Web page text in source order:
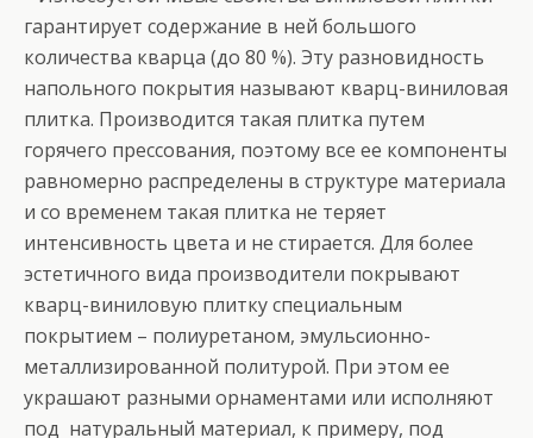
гарантирует содержание в ней большого
количества кварца (до 80 %). Эту разновидность
напольного покрытия называют кварц-виниловая
плитка. Производится такая плитка путем
горячего прессования, поэтому все ее компоненты
равномерно распределены в структуре материала
и со временем такая плитка не теряет
интенсивность цвета и не стирается. Для более
эстетичного вида производители покрывают
кварц-виниловую плитку специальным
покрытием – полиуретаном, эмульсионно-
металлизированной политурой. При этом ее
украшают разными орнаментами или исполняют
под натуральный материал, к примеру, под